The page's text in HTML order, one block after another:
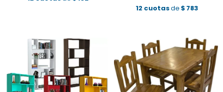
12 cuotasde $ 783